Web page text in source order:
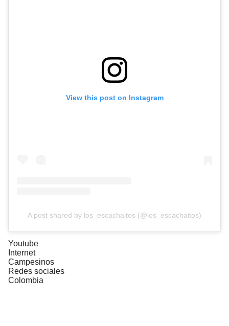
View this post on Instagram
A post shared by los_escachaitos (@los_escachaitos)
Youtube
Internet
Campesinos
Redes sociales
Colombia